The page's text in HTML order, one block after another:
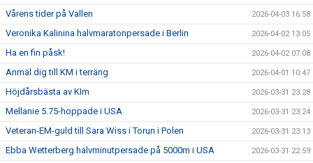
Vårens tider på Vallen 2026-04-03 16:58
Veronika Kalinina halvmaratonpersade i Berlin 2026-04-02 13:05
Ha en fin påsk! 2026-04-02 07:08
Anmäl dig till KM i terräng 2026-04-01 10:47
Höjdårsbästa av KIm 2026-03-31 23:28
Mellanie 5.75-hoppade i USA 2026-03-31 23:24
Veteran-EM-guld till Sara Wiss i Torun i Polen 2026-03-31 23:13
Ebba Wetterberg halvminutpersade på 5000m i USA 2026-03-31 22:59